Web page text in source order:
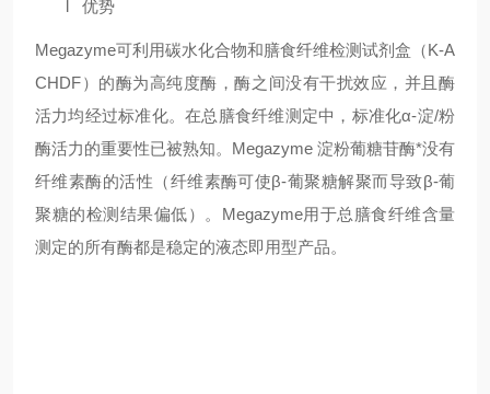
l 优势
Megazyme可利用碳水化合物和膳食纤维检测试剂盒（K-A
CHDF）的酶为高纯度酶，酶之间没有干扰效应，并且酶
活力均经过标准化。在总膳食纤维测定中，标准化α-淀/粉
酶活力的重要性已被熟知。 Megazyme 淀粉葡糖苷酶*没有
纤维素酶的活性（纤维素酶可使β-葡聚糖解聚而导致β-葡
聚糖的检测结果偏低）。 Megazyme用于总膳食纤维含量
测定的所有酶都是稳定的液态即用型产品。